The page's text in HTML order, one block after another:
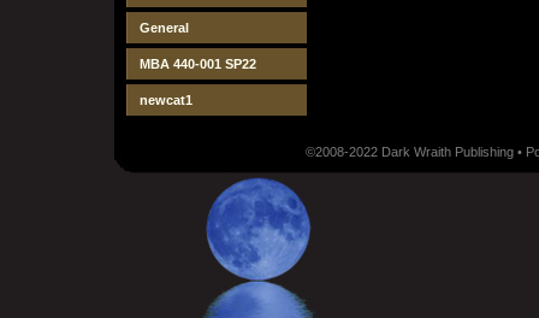
General
MBA 440-001 SP22
newcat1
©2008-2022 Dark Wraith Publishing •